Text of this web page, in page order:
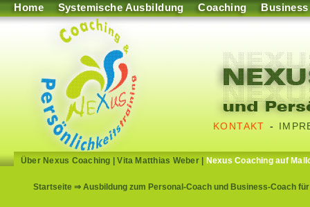
Home Systemische Ausbildung Coaching Business
KONTAKT -
Über Nexus Coaching |Vita Matthias Weber| Nexus Coaching auf
Startseite ⇒ Ausbildung zum Personal-Coach und Business-Coach